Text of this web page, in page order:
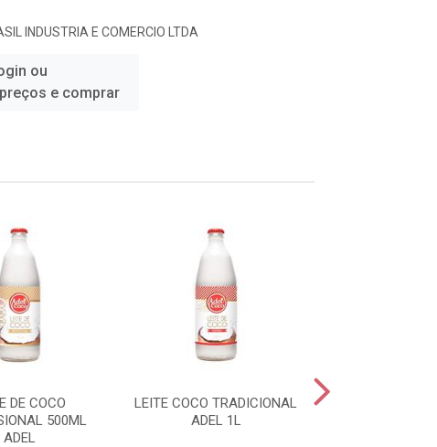
INDUSTRIA E COMERCIO LTDA
ou
e comprar
DE COCO
500ML
ADEL
LEITE COCO TRADICIONAL
ADEL 1L